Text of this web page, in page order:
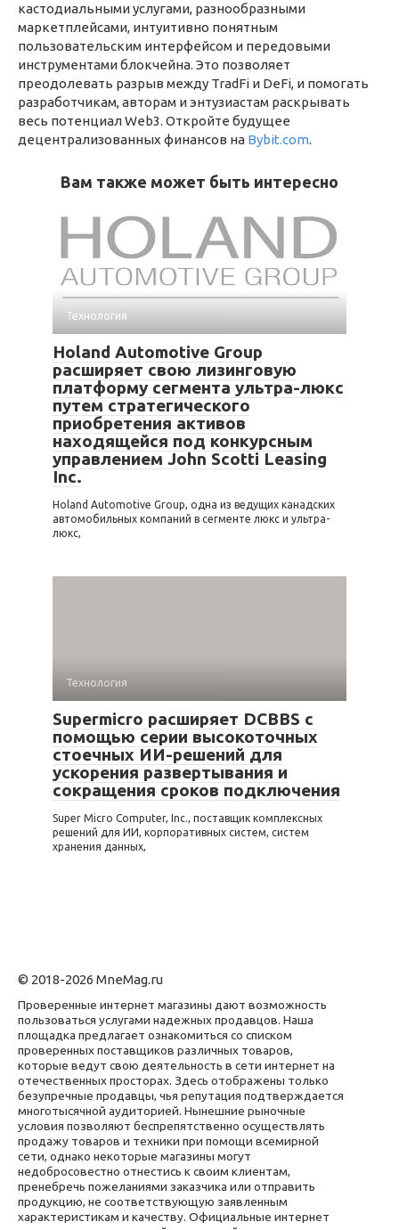
кастодиальными услугами, разнообразными
маркетплейсами, интуитивно понятным
пользовательским интерфейсом и передовыми
инструментами блокчейна. Это позволяет
преодолевать разрыв между TradFi и DeFi, и помогать
разработчикам, авторам и энтузиастам раскрывать
весь потенциал Web3. Откройте будущее
децентрализованных финансов на Bybit.com.
Вам также может быть интересно
Технология
Holand Automotive Group
расширяет свою лизинговую
платформу сегмента ультра-люкс
путем стратегического
приобретения активов
находящейся под конкурсным
управлением John Scotti Leasing
Inc.
Holand Automotive Group, одна из ведущих канадских
автомобильных компаний в сегменте люкс и ультра-
люкс,
Технология
Supermicro расширяет DCBBS с
помощью серии высокоточных
стоечных ИИ-решений для
ускорения развертывания и
сокращения сроков подключения
Super Micro Computer, Inc., поставщик комплексных
решений для ИИ, корпоративных систем, систем
хранения данных,
© 2018-2026 MneMag.ru
Проверенные интернет магазины дают возможность
пользоваться услугами надежных продавцов. Наша
площадка предлагает ознакомиться со списком
проверенных поставщиков различных товаров,
которые ведут свою деятельность в сети интернет на
отечественных просторах. Здесь отображены только
безупречные продавцы, чья репутация подтверждается
многотысячной аудиторией. Нынешние рыночные
условия позволяют беспрепятственно осуществлять
продажу товаров и техники при помощи всемирной
сети, однако некоторые магазины могут
недобросовестно отнестись к своим клиентам,
пренебречь пожеланиями заказчика или отправить
продукцию, не соответствующую заявленным
характеристикам и качеству. Официальные интернет